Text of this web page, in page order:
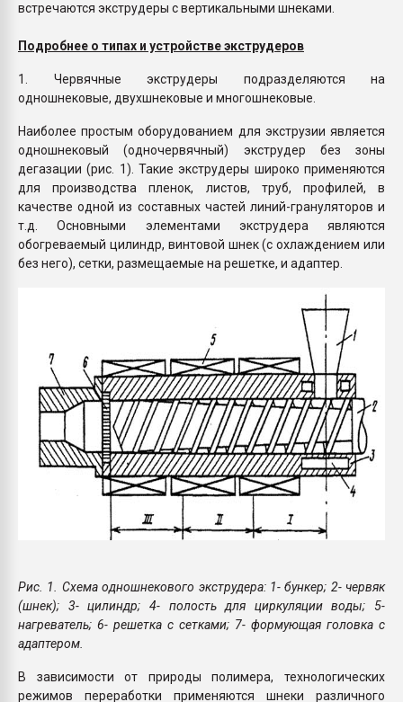
встречаются экструдеры с вертикальными шнеками.
Подробнее о типах и устройстве экструдеров
1. Червячные экструдеры подразделяются на
одношнековые, двухшнековые и многошнековые.
Наиболее простым оборудованием для экструзии является
одношнековый (одночервячный) экструдер без зоны
дегазации (рис. 1). Такие экструдеры широко применяются
для производства пленок, листов, труб, профилей, в
качестве одной из составных частей линий-грануляторов и
т.д. Основными элементами экструдера являются
обогреваемый цилиндр, винтовой шнек (с охлаждением или
без него), сетки, размещаемые на решетке, и адаптер.
Рис. 1. Схема одношнекового экструдера: 1- бункер; 2- червяк
(шнек); 3- цилиндр; 4- полость для циркуляции воды; 5-
нагреватель; 6- решетка с сетками; 7- формующая головка с
адаптером.
В зависимости от природы полимера, технологических
режимов переработки применяются шнеки различного